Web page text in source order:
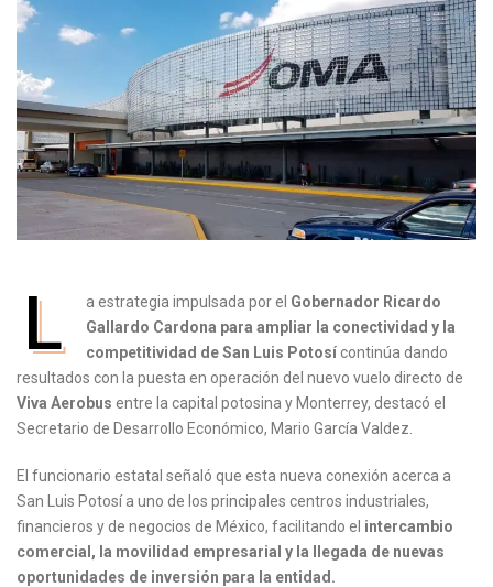
L a estrategia impulsada por el Gobernador Ricardo
Gallardo Cardona para ampliar la conectividad y la
competitividad de San Luis Potosícontinúa dando
resultados con la puesta en operación del nuevo vuelo directo de
Viva Aerobus entre la capital potosina y Monterrey, destacó el
Secretario de Desarrollo Económico, Mario García Valdez.
El funcionario estatal señaló que esta nueva conexión acerca a
San Luis Potosí a uno de los principales centros industriales,
financieros y de negocios de México, facilitando el intercambio
comercial, la movilidad empresarial y la llegada de nuevas
oportunidades de inversión para la entidad.